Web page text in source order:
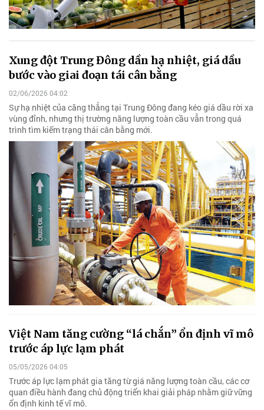
Xung đột Trung Đông dần hạ nhiệt, giá dầu
bước vào giai đoạn tái cân bằng
02/06/2026 04:02
Sự hạ nhiệt của căng thẳng tại Trung Đông đang kéo giá dầu rời xa
vùng đỉnh, nhưng thị trường năng lượng toàn cầu vẫn trong quá
trình tìm kiếm trạng thái cân bằng mới.
Việt Nam tăng cường “lá chắn” ổn định vĩ mô
trước áp lực lạm phát
05/05/2026 04:05
Trước áp lực lạm phát gia tăng từ giá năng lượng toàn cầu, các cơ
quan điều hành đang chủ động triển khai giải pháp nhằm giữ vững
ổn định kinh tế vĩ mô.